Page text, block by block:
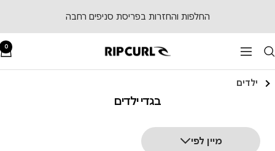
החלפות והחזרות בפריסת סניפים רחבה
ניווט RipCurl
0
ילדים
בגדי ילדים
מיין לפי